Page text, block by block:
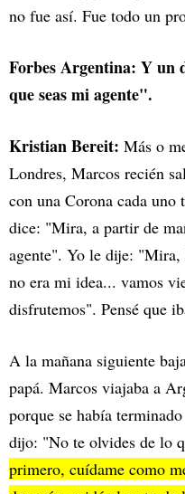
no fue así. Fue todo un
Forbes Argentina: Y
que seas mi agente".
Kristian Bereit: Más o
Londres, Marcos recién
con una Corona cada
dice: "Mira, a partir de
agente". Yo le dije:
no era mi idea... vamos
disfrutemos". Pensé que
A la mañana siguiente
papá. Marcos viajaba a
porque se había
dijo: "No te olvides de lo
primero, cuídame como